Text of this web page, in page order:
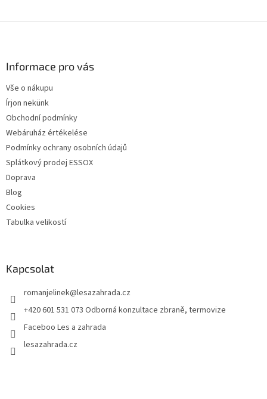
Informace pro vás
Vše o nákupu
Írjon nekünk
Obchodní podmínky
Webáruház értékelése
Podmínky ochrany osobních údajů
Splátkový prodej ESSOX
Doprava
Blog
Cookies
Tabulka velikostí
Kapcsolat
romanjelinek@lesazahrada.cz
+420 601 531 073 Odborná konzultace zbraně, termovize
Faceboo Les a zahrada
lesazahrada.cz